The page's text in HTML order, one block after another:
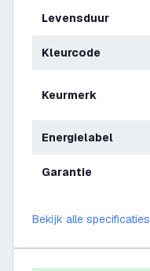
Levensduur
Kleurcode
Keurmerk
Energielabel
Garantie
Bekijk alle specificaties